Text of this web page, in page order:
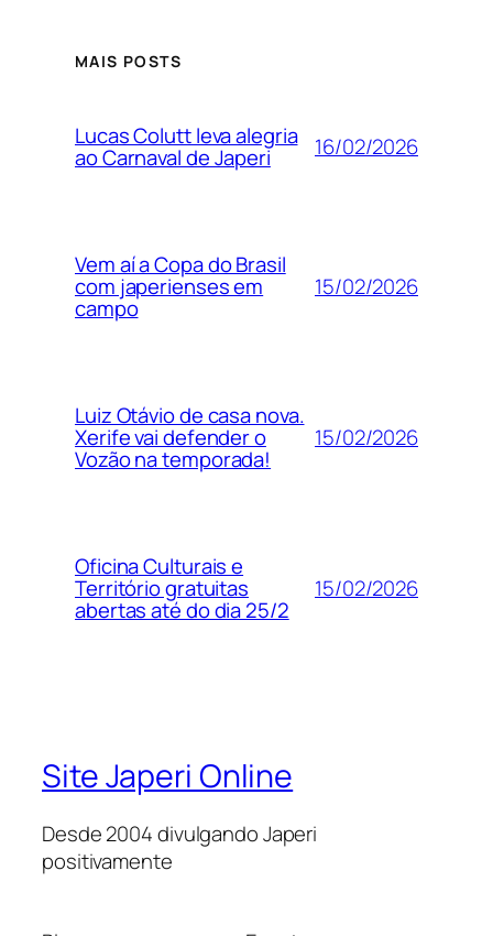
MAIS POSTS
Lucas Colutt leva alegria
ao Carnaval de Japeri 16/02/2026
Vem aí a Copa do Brasil
com japerienses em
campo
15/02/2026
Luiz Otávio de casa nova.
Xerife vai defender o
Vozão na temporada!
15/02/2026
Oficina Culturais e
Território gratuitas
abertas até do dia 25/2
15/02/2026
Site Japeri Online
Desde 2004 divulgando Japeri
positivamente